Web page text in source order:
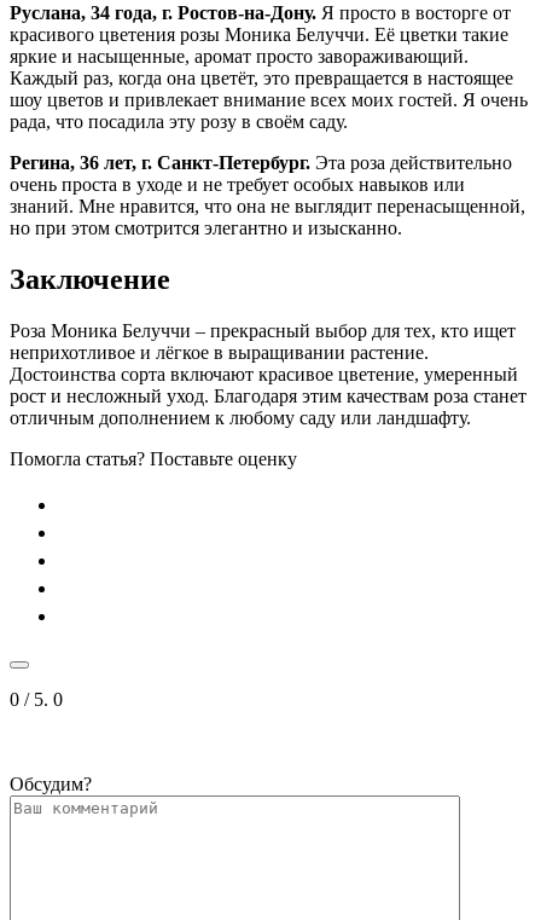
Руслана, 34 года, г. Ростов-на-Дону. Я просто в восторге от
красивого цветения розы Моника Белуччи. Её цветки такие
яркие и насыщенные, аромат просто завораживающий.
Каждый раз, когда она цветёт, это превращается в настоящее
шоу цветов и привлекает внимание всех моих гостей. Я очень
рада, что посадила эту розу в своём саду.
Регина, 36 лет, г. Санкт-Петербург. Эта роза действительно
очень проста в уходе и не требует особых навыков или
знаний. Мне нравится, что она не выглядит перенасыщенной,
но при этом смотрится элегантно и изысканно.
Заключение
Роза Моника Белуччи – прекрасный выбор для тех, кто ищет
неприхотливое и лёгкое в выращивании растение.
Достоинства сорта включают красивое цветение, умеренный
рост и несложный уход. Благодаря этим качествам роза станет
отличным дополнением к любому саду или ландшафту.
Помогла статья? Поставьте оценку
0 / 5. 0
Обсудим?